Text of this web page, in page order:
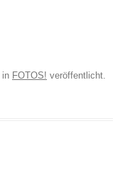
in FOTOS! veröffentlicht.